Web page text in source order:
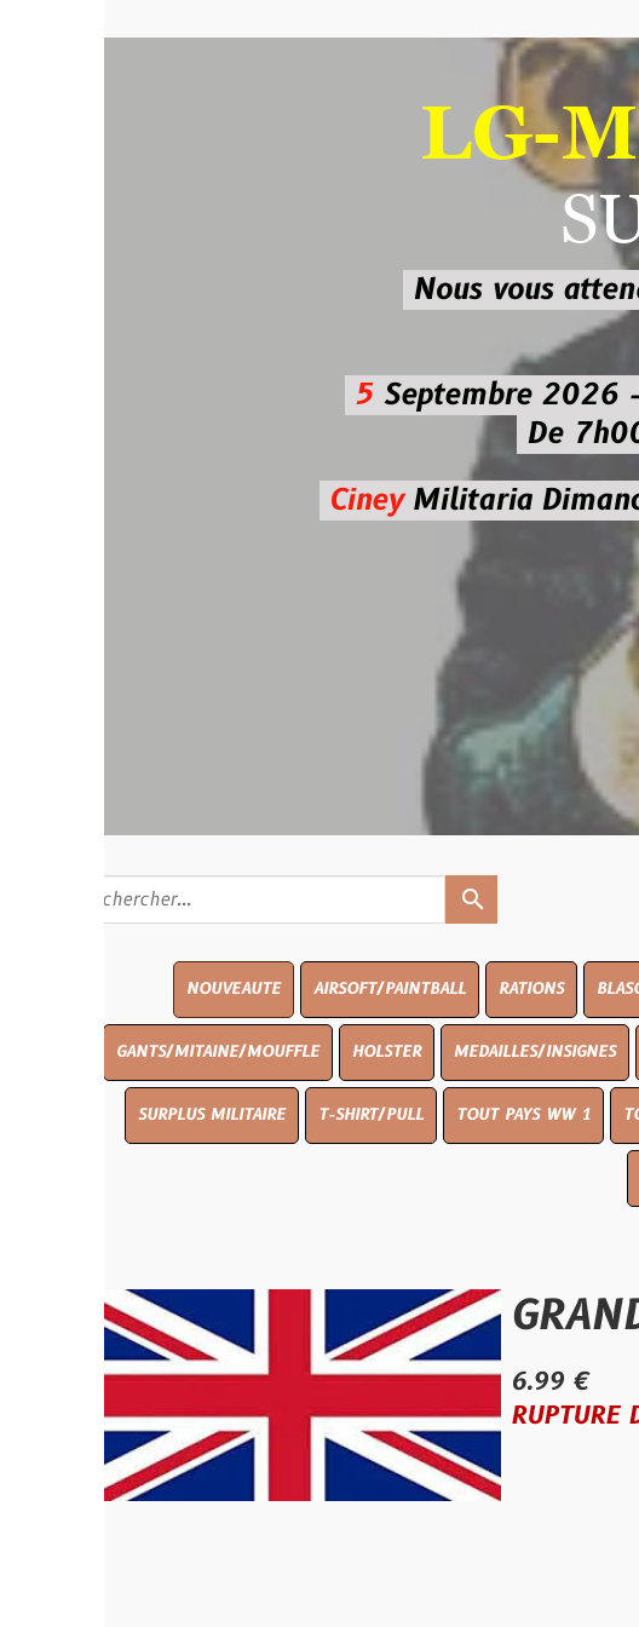
LG-
Nous vous attendons
Septembre 2026 -3
De 7h00 à
MilitariaDimanche25
AIRSOFT/PAINTBALL RATIONS BLASON MURAL
GANTS/MITAINE/MOUFFLE HOLSTER MEDAILLES/INSIGNES PANTALON/
SURPLUS MILITAIRE T-SHIRT/PULL TOUT PAYS WW 1 TOUT PAYS
WWII US
GRANDE-
6.99 €
RUPTURE DE STOCK